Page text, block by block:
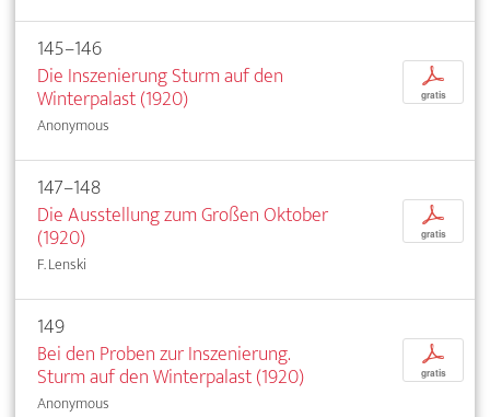
145–146
Die Inszenierung Sturm auf den
Winterpalast (1920)
Anonymous
p
gratis
147–148
Die Ausstellung zum Großen Oktober
(1920)
F. Lenski
p
gratis
149
Bei den Proben zur Inszenierung.
Sturm auf den Winterpalast (1920)
Anonymous
p
gratis